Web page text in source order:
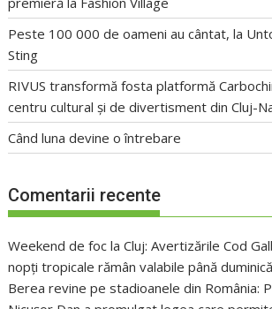
Peste 100 000 de oameni au cântat, la
Sting
RIVUS transformă fosta platformă
centru cultural și de divertisment din Cluj-
Când luna devine o întrebare
Comentarii recente
Weekend de foc la Cluj: Avertizările Cod
nopți tropicale rămân valabile până
Berea revine pe stadioanele din România: